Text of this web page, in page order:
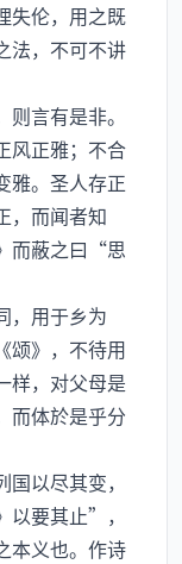
失伦，用之既
法，不可不讲
言有是非。
风正雅；不合
雅。圣人存正
，而闻者知
而蔽之曰“思
用于乡为
颂》，不待用
样，对父母是
而体於是乎分
以尽其变，
以要其止”，
义也。作诗